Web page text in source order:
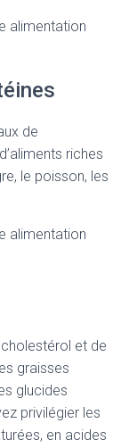
alimentation
de
riches
le poisson, les
alimentation
et de
graisses
glucides
privilégier les
en acides